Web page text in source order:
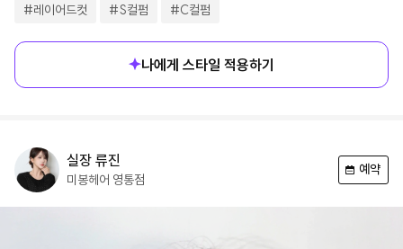
#레이어드컷 #S컬펌 #C컬펌
나에게 스타일 적용하기
실장 류진
미봉헤어 영통점
예약